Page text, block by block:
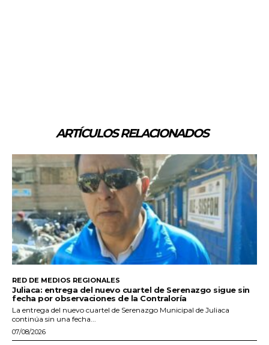
ARTÍCULOS RELACIONADOS
RED DE MEDIOS REGIONALES
Juliaca: entrega del nuevo cuartel de Serenazgo sigue sin
fecha por observaciones de la Contraloría
La entrega del nuevo cuartel de Serenazgo Municipal de Juliaca
continúa sin una fecha...
07/08/2026